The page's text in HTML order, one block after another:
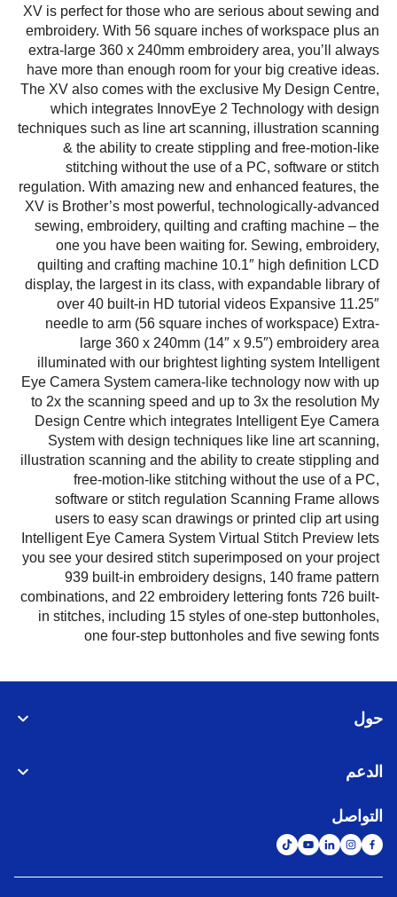
XV is perfect for those who are serious about sewing and
embroidery. With 56 square inches of workspace plus an
extra-large 360 x 240mm embroidery area, you’ll always
have more than enough room for your big creative ideas.
The XV also comes with the exclusive My Design Centre,
which integrates InnovEye 2 Technology with design
techniques such as line art scanning, illustration scanning
& the ability to create stippling and free-motion-like
stitching without the use of a PC, software or stitch
regulation. With amazing new and enhanced features, the
XV is Brother’s most powerful, technologically-advanced
sewing, embroidery, quilting and crafting machine – the
one you have been waiting for. Sewing, embroidery,
quilting and crafting machine 10.1″ high definition LCD
display, the largest in its class, with expandable library of
over 40 built-in HD tutorial videos Expansive 11.25″
needle to arm (56 square inches of workspace) Extra-
large 360 x 240mm (14″ x 9.5″) embroidery area
illuminated with our brightest lighting system Intelligent
Eye Camera System camera-like technology now with up
to 2x the scanning speed and up to 3x the resolution My
Design Centre which integrates Intelligent Eye Camera
System with design techniques like line art scanning,
illustration scanning and the ability to create stippling and
free-motion-like stitching without the use of a PC,
software or stitch regulation Scanning Frame allows
users to easy scan drawings or printed clip art using
Intelligent Eye Camera System Virtual Stitch Preview lets
you see your desired stitch superimposed on your project
939 built-in embroidery designs, 140 frame pattern
combinations, and 22 embroidery lettering fonts 726 built-
in stitches, including 15 styles of one-step buttonholes,
one four-step buttonholes and five sewing fonts
حول
الدعم
التواصل